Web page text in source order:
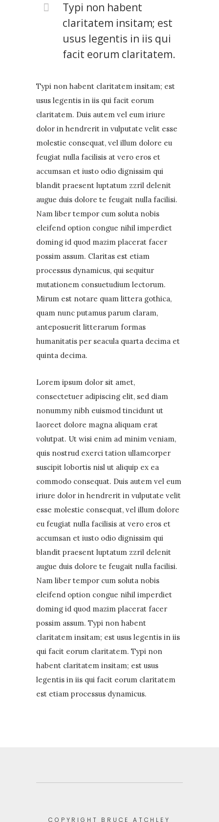
Typi non habent
claritatem insitam; est
usus legentis in iis qui
facit eorum claritatem.
Typi non habent claritatem insitam; est
usus legentis in iis qui facit eorum
claritatem. Duis autem vel eum iriure
dolor in hendrerit in vulputate velit esse
molestie consequat, vel illum dolore eu
feugiat nulla facilisis at vero eros et
accumsan et iusto odio dignissim qui
blandit praesent luptatum zzril delenit
augue duis dolore te feugait nulla facilisi.
Nam liber tempor cum soluta nobis
eleifend option congue nihil imperdiet
doming id quod mazim placerat facer
possim assum. Claritas est etiam
processus dynamicus, qui sequitur
mutationem consuetudium lectorum.
Mirum est notare quam littera gothica,
quam nunc putamus parum claram,
anteposuerit litterarum formas
humanitatis per seacula quarta decima et
quinta decima.
Lorem ipsum dolor sit amet,
consectetuer adipiscing elit, sed diam
nonummy nibh euismod tincidunt ut
laoreet dolore magna aliquam erat
volutpat. Ut wisi enim ad minim veniam,
quis nostrud exerci tation ullamcorper
suscipit lobortis nisl ut aliquip ex ea
commodo consequat. Duis autem vel eum
iriure dolor in hendrerit in vulputate velit
esse molestie consequat, vel illum dolore
eu feugiat nulla facilisis at vero eros et
accumsan et iusto odio dignissim qui
blandit praesent luptatum zzril delenit
augue duis dolore te feugait nulla facilisi.
Nam liber tempor cum soluta nobis
eleifend option congue nihil imperdiet
doming id quod mazim placerat facer
possim assum. Typi non habent
claritatem insitam; est usus legentis in iis
qui facit eorum claritatem. Typi non
habent claritatem insitam; est usus
legentis in iis qui facit eorum claritatem
est etiam processus dynamicus.
COPYRIGHT BRUCE ATCHLEY